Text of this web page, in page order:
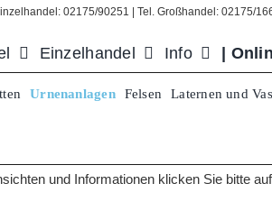
02175/90251 | Tel. Großhandel: 02175/
Einzelhandel Info |
Urnenanlagen Felsen Laternen und
und Informationen klicken Sie bitte